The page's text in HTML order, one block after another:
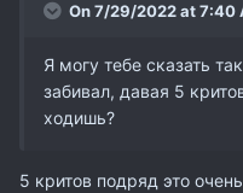
On 7/29/2022 at 7:40
Я могу тебе сказать
забивал, давая 5
ходишь?
5 критов подряд это